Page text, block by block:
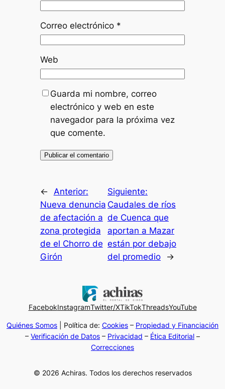
Correo electrónico *
Web
Guarda mi nombre, correo
electrónico y web en este
navegador para la próxima vez
que comente.
← Anterior:
Nueva denuncia
de afectación a
zona protegida
de el Chorro de
Girón
Siguiente:
Caudales de ríos
de Cuenca que
aportan a Mazar
están por debajo
del promedio
→
FacebokInstagramTwitter/XTikTokThreadsYouTube
Quiénes Somos | Política de: Cookies – Propiedad y Financiación
– Verificación de Datos – Privacidad – Ética Editorial –
Correcciones
© 2026 Achiras. Todos los derechos reservados